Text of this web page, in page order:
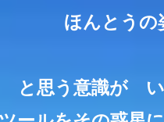
ほんとうの
と思う意識が